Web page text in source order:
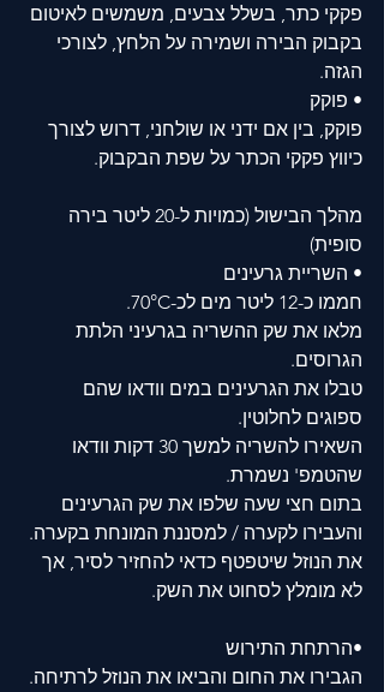
פקקי כתר, בשלל צבעים, משמשים לאיטום
בקבוק הבירה ושמירה על הלחץ, לצורכי
הגזה.
• פוקק
פוקק, בין אם ידני או שולחני, דרוש לצורך
כיווץ פקקי הכתר על שפת הבקבוק.
מהלך הבישול (כמויות ל-20 ליטר בירה
סופית)
• השריית גרעינים
חממו כ-12 ליטר מים לכ-70°C.
מלאו את שק ההשריה בגרעיני הלתת
הגרוסים.
טבלו את הגרעינים במים וודאו שהם
ספוגים לחלוטין.
השאירו להשריה למשך 30 דקות וודאו
שהטמפ' נשמרת.
בתום חצי שעה שלפו את שק הגרעינים
והעבירו לקערה / למסננת המונחת בקערה.
את הנוזל שיטפטף כדאי להחזיר לסיר, אך
לא מומלץ לסחוט את השק.
•הרתחת התירוש
הגבירו את החום והביאו את הנוזל לרתיחה.